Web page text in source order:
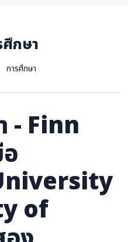
ศึกษา
การศึกษา
- Finn
of